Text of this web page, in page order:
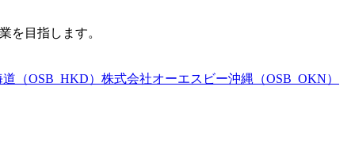
を目指します。
（OSB_HKD） 株式会社オーエスビー沖縄（OSB_OKN）